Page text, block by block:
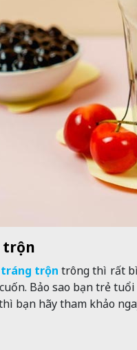
trộn
tráng trộn trông thì rất
Bảo sao bạn trẻ
bạn hãy tham khảo